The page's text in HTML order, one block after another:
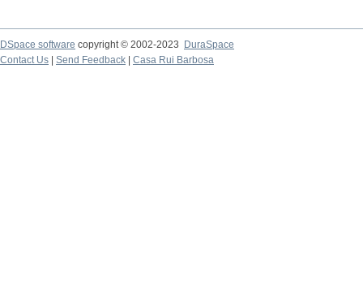
DSpace software copyright © 2002-2023
DuraSpace
Contact Us
Send Feedback Casa Rui Barbosa